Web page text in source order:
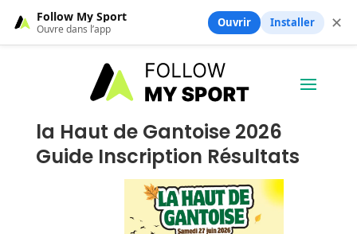
la Haut de Gantoise 2026
Guide Inscription Résultats
Follow My Sport
Ouvre dans l’app Ouvrir Installer ✕